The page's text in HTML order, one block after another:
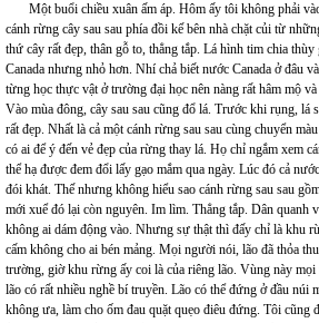
Một buổi chiều xuân ấm áp. Hôm ấy tôi không phải
cánh rừng cây sau sau phía đồi kế bên nhà chặt củi từ
thứ cây rất đẹp, thân gỗ to, thẳng tắp. Lá hình tim chia
Canada nhưng nhỏ hơn. Nhí chả biết nước Canada ở đâu
từng học thực vật ở trường đại học nên nàng rất hâm mộ
Vào mùa đông, cây sau sau cũng đổ lá. Trước khi rụng, lá
rất đẹp. Nhất là cả một cánh rừng sau sau cùng chuyển
có ai để ý đến vẻ đẹp của rừng thay lá. Họ chỉ ngắm xem
thể hạ được đem đổi lấy gạo mắm qua ngày. Lúc đó cả
đói khát. Thế nhưng không hiểu sao cánh rừng sau sau
mới xuể đó lại còn nguyên. Im lìm. Thẳng tắp. Dân quanh
không ai dám động vào. Nhưng sự thật thì đấy chỉ là khu
cấm không cho ai bén mảng. Mọi người nói, lão đã thỏa
trường, giờ khu rừng ấy coi là của riêng lão. Vùng này
lão có rất nhiều nghề bí truyền. Lão có thể đứng ở đầu núi
không ưa, làm cho ốm đau quặt quẹo điêu đứng. Tôi cũng